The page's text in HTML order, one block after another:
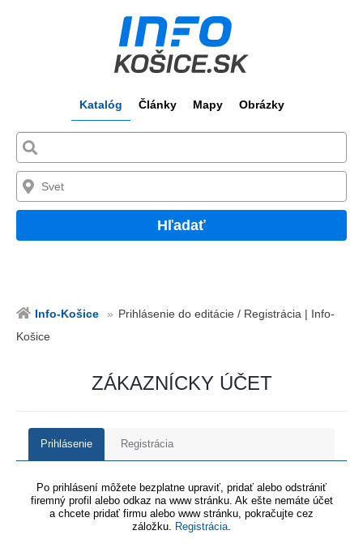
Katalóg Články Mapy Obrázky
Hľadať
Info-Košice
Prihlásenie do editácie / Registrácia | Info-
Košice
ZÁKAZNÍCKY ÚČET
Prihlásenie Registrácia
Po prihlásení môžete bezplatne upraviť, pridať alebo odstrániť
firemný profil alebo odkaz na www stránku. Ak ešte nemáte účet
a chcete pridať firmu alebo www stránku, pokračujte cez
záložku. Registrácia.